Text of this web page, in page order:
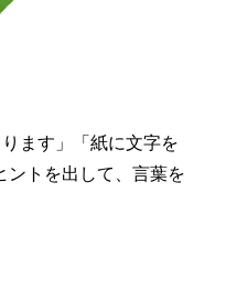
ます」「紙に文字を
ントを出して、言葉を